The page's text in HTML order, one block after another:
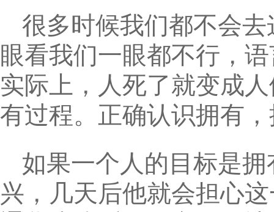
很多时候我们都不会
眼看我们一眼都不行，
实际上，人死了就变成
有过程。正确认识拥有
如果一个人的目标是
兴，几天后他就会担心